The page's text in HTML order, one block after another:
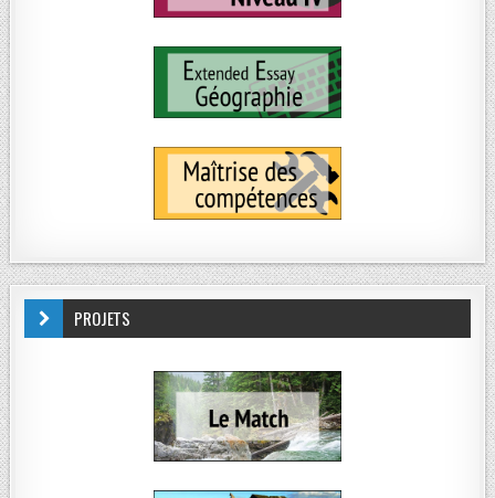
PROJETS